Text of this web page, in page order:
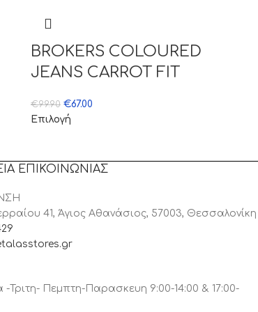
BROKERS COLOURED
JEANS CARROT FIT
€99.90 €67.00
Επιλογή
ΕΠΙΚΟΙΝΩΝΙΑΣ
41, Άγιος Αθανάσιος, 57003, Θεσσαλονίκη
-Τριτη- Πεμπτη-Παρασκευη 9:00-14:00 & 17:00-